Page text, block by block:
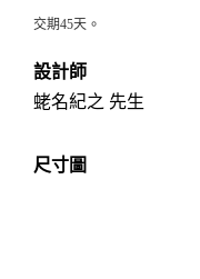
交期45天 。
設計師
蛯名紀之 先生
尺寸圖